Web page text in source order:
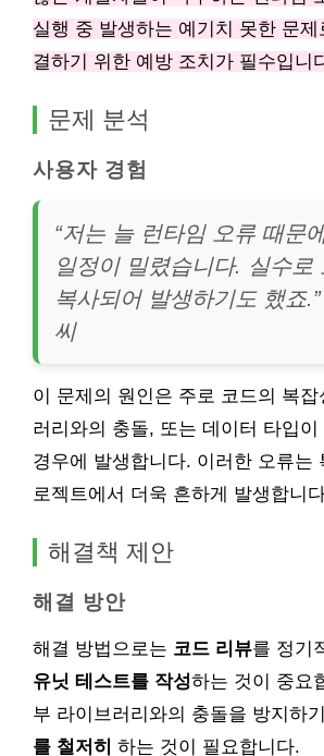
실행 중 발생하는 예기치 못한 문제
결하기 위한 예방 조치가 필수입니
문제 분석
사용자 경험
“저는 늘 런타임 오류 때문
일정이 밀렸습니다. 실수로
복사되어 발생하기도 했죠
씨
이 문제의 원인은 주로 코드의 복
러리와의 충돌, 또는 데이터 타입
경우에 발생합니다. 이러한 오류는
로젝트에서 더욱 흔하게 발생합니
해결책 제안
해결 방안
해결 방법으로는 코드 리뷰를 정기
유닛 테스트를 작성하는 것이 중요
부 라이브러리와의 충돌을 방지하
를 철저히 하는 것이 필요합니다.